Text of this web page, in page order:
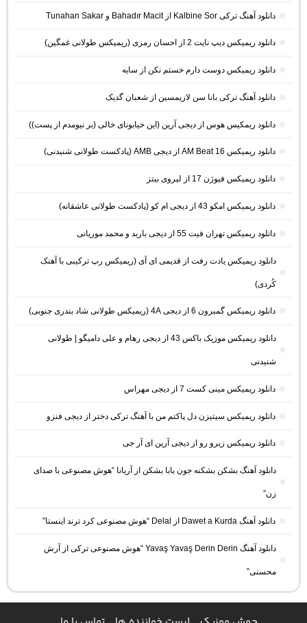
دانلود آهنگ ترکی Kalbine Sor از Bahadır Macit و Tunahan Sakar
دانلود ریمیکس دیپ نایت 2 از احسان رمزی (ریمیکس طولانی غمگین)
دانلود ریمیکس دوست دارم خستم نکن از سایه
دانلود آهنگ ترکی بانا سن لازیمسین از شعبان گدیک
دانلود ریمکیس هوس از دیجی آرین (این خیابونای خالی (بر نیومدم از پست))
دانلود ریمیکس AM Beat 16 از دیجی AMB (پادکست طولانی شنیدنی)
دانلود ریمیکس فیوژن 17 از لیروی بیتز
دانلود ریمیکس امکو 43 از دیجی ام کو (پادکست طولانی عاشقانه)
دانلود ریمیکس تهران فیت 55 از دیجی باربد و محمد موریانی
دانلود ریمیکس یادت رفت از قدیمی ای آی (ریمیکس رپ ترکیبی با آهنک
کُردی)
دانلود ریمیکس گمبرون 6 از دیجی 4A (ریمیکس طولانی شاد بندری جنوبی)
دانلود ریمیکس موزیک باکس 43 از دیجی رهام و علی دامیگو | طولانی
شنیدنی
دانلود ریمیکس مینی کست 7 از دیجی مهراس
دانلود ریمیکس سیتیزن دل پاکتم من با آهنگ ترکی دختر از دیجی فنزو
دانلود ریمیکس زیرو رو از دیجی آرین ای آر جی
دانلود آهنگ بشکن بشکنه جون بابا بشکن از آریانا “هوش مصنوعی با صدای
زن”
دانلود آهنگ Dawet a Kurda از Delal “هوش مصنوعی کرد ترند اینستا”
دانلود آهنگ Yavaş Yavaş Derin Derin “هوش مصنوعی ترکی از آرش
محسنی”